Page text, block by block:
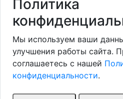
Политика
Мы используем ваши
улучшения работы сайта.
соглашаетесь с нашей
конфиденциальности.